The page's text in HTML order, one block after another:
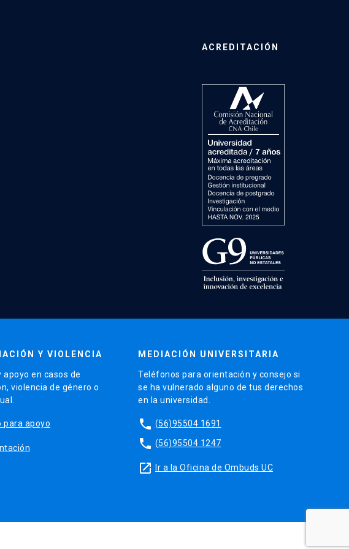
ACREDITACIÓN
Y VIOLENCIA
apoyo en casos de
violencia de género o
para apoyo
MEDIACIÓN UNIVERSITARIA
Teléfonos para orientación y consejo si
se ha vulnerado alguno de tus derechos
en la universidad.
phone (56)95504 1691
phone (56)95504 1247
launch Ir a la Oficina de Ombuds UC